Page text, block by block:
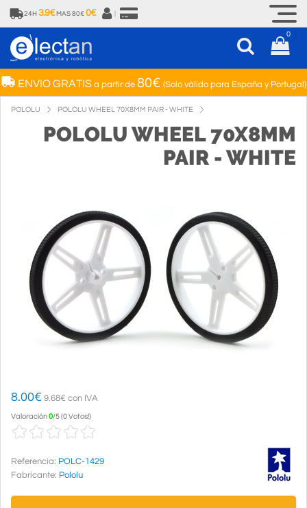
24H 3.9€ MAS 80€ 0€
0
ENVIO GRATISa partir de 80€ (Solo válido para España y Portugal)
POLOLU POLOLU WHEEL 70X8MM PAIR - WHITE
POLOLU WHEEL 70X8MM
PAIR - WHITE
8.00€ 9.68€ con IVA
Valoración0/5(0 Votos!)
Referencia: POLC-1429
Fabricante: Pololu